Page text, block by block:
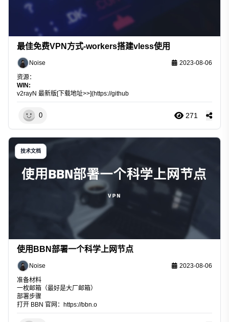
最佳免费VPN方式-workers搭建vless使用
Noise
2023-08-06
资源：
WIN:
v2rayN 最新版[下载地址>>](https://github
0 271
技术文档
使用BBN部署一个科学上网节点
Noise
2023-08-06
准备材料
一枚邮箱（最好是大厂邮箱）
部署步骤
打开 BBN 官网： https://bbn.o